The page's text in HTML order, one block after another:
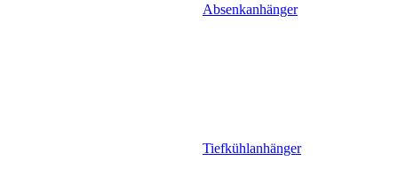
Absenkanhänger
Tiefkühlanhänger